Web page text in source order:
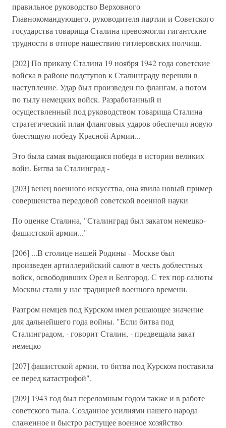
правильное руководство Верховного
Главнокомандующего, руководителя партии и Советского
государства товарища Сталина превозмогли гигантские
трудности в отпоре нашествию гитлеровских полчищ.
[202] По приказу Сталина 19 ноября 1942 года советские
войска в районе подступов к Сталинграду перешли в
наступление. Удар был произведен по флангам, а потом
по тылу немецких войск. Разработанный и
осуществленный под руководством товарища Сталина
стратегический план фланговых ударов обеспечил новую
блестящую победу Красной Армии...
Это была самая выдающаяся победа в истории великих
войн. Битва за Сталинград -
[203] венец военного искусства, она явила новый пример
совершенства передовой советской военной науки
По оценке Сталина, "Сталинград был закатом немецко-
фашистской армии..."
[206] ...В столице нашей Родины - Москве был
произведен артиллерийский салют в честь доблестных
войск, освободивших Орел и Белгород. С тех пор салюты
Москвы стали у нас традицией военного времени.
Разгром немцев под Курском имел решающее значение
для дальнейшего года войны. "Если битва под
Сталинградом, - говорит Сталин, - предвещала закат
немецко-
[207] фашистской армии, то битва под Курском поставила
ее перед катастрофой".
[209] 1943 год был переломным годом также и в работе
советского тыла. Созданное усилиями нашего народа
слаженное и быстро растущее военное хозяйство